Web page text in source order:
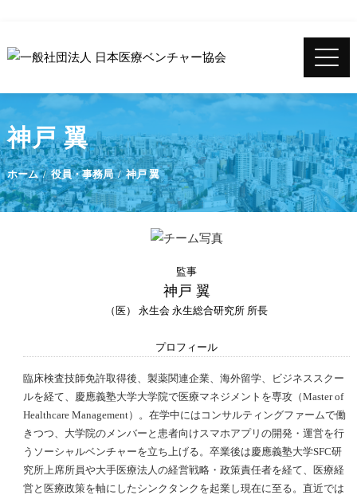
神戸 翼
ホーム 役員・事務局 神戸 翼
監事
神戸 翼
（医） 永生会 永生総合研究所 所長
プロフィール
臨床検査技師免許取得後、製薬関連企業、海外留学、ビジネススクー
ルを経て、慶應義塾大学大学院で医療マネジメントを専攻（Master of
Healthcare Management）。在学中にはコンサルティングファームで働
きつつ、大学院のメンバーと患者向けスマホアプリの開発・運営を行
うソーシャルベンチャーを立ち上げる。卒業後は慶應義塾大学SFC研
究所上席所員や大手医療法人の経営戦略・政策責任者を経て、医療経
営と医療政策を軸にしたシンクタンクを起業し現在に至る。直近では